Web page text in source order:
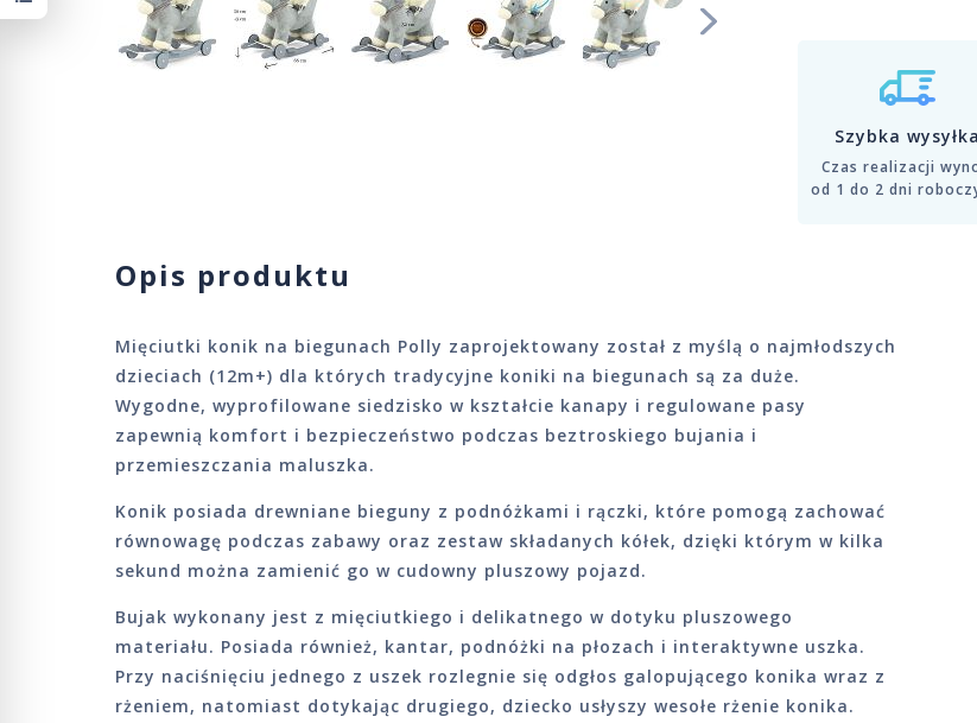
Szybka wysyłka
Czas realizacji
od 1 do 2 dni
Opis produktu
Mięciutki konik na biegunach Polly zaprojektowany został z myślą o najmłodszych
dzieciach (12m+) dla których tradycyjne koniki na biegunach są za duże.
Wygodne, wyprofilowane siedzisko w kształcie kanapy i regulowane pasy
zapewnią komfort i bezpieczeństwo podczas beztroskiego bujania i
przemieszczania maluszka.
Konik posiada drewniane bieguny z podnóżkami i rączki, które pomogą zachować
równowagę podczas zabawy oraz zestaw składanych kółek, dzięki którym w kilka
sekund można zamienić go w cudowny pluszowy pojazd.
Bujak wykonany jest z mięciutkiego i delikatnego w dotyku pluszowego
materiału. Posiada również, kantar, podnóżki na płozach i interaktywne uszka.
Przy naciśnięciu jednego z uszek rozlegnie się odgłos galopującego konika wraz z
rżeniem, natomiast dotykając drugiego, dziecko usłyszy wesołe rżenie konika.